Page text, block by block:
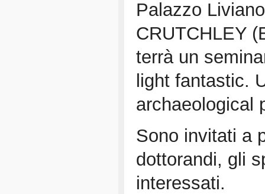
Palazzo
CRUTCHLEY
terrà un
light fantastic.
archaeological
Sono invitati a
dottorandi, gli
interessati.